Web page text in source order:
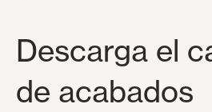
Descarga el
de acabados